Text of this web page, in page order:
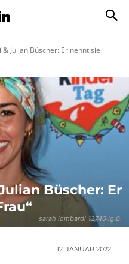
Julian Büscher: Er nennt sie
sarah lombardi 13740 lg 0
Büscher: Er
12. JANUAR 2022